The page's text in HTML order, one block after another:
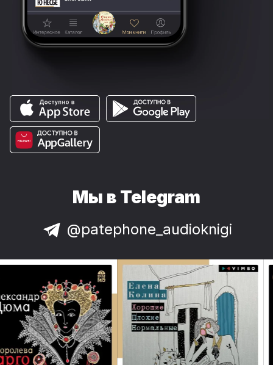
Мы в Telegram
@patephone_audioknigi